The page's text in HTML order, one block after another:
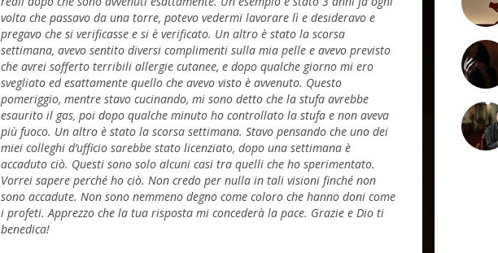
volta che passavo da una torre, potevo vedermi lavorare lì e desideravo e
pregavo che si verificasse e si è verificato. Un altro è stato la scorsa
settimana, avevo sentito diversi complimenti sulla mia pelle e avevo previsto
che avrei sofferto terribili allergie cutanee, e dopo qualche giorno mi ero
svegliato ed esattamente quello che avevo visto è avvenuto. Questo
pomeriggio, mentre stavo cucinando, mi sono detto che la stufa avrebbe
esaurito il gas, poi dopo qualche minuto ho controllato la stufa e non aveva
più fuoco. Un altro è stato la scorsa settimana. Stavo pensando che uno dei
miei colleghi d’ufficio sarebbe stato licenziato, dopo una settimana è
accaduto ciò. Questi sono solo alcuni casi tra quelli che ho sperimentato.
Vorrei sapere perché ho ciò. Non credo per nulla in tali visioni finché non
sono accadute. Non sono nemmeno degno come coloro che hanno doni come
i profeti. Apprezzo che la tua risposta mi concederà la pace. Grazie e Dio ti
benedica!